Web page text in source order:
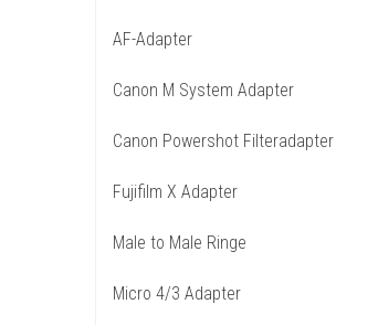
AF-Adapter
Canon M System Adapter
Canon Powershot Filteradapter
Fujifilm X Adapter
Male to Male Ringe
Micro 4/3 Adapter